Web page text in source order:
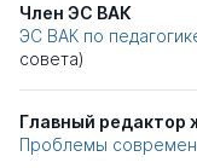
Член ЭС ВАК
ЭС ВАК по
совета)
Главный редактор
Проблемы